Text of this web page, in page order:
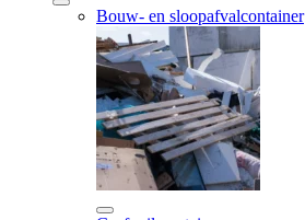
Bouw- en sloopafvalcontainer